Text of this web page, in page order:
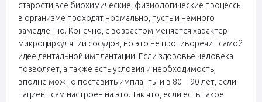
старости все биохимические, физиологические процессы
в организме проходят нормально, пусть и немного
замедленно. Конечно, с возрастом меняется характер
микроциркуляции сосудов, но это не противоречит самой
идее дентальной имплантации. Если здоровье человека
позволяет, а также есть условия и необходимость,
вполне можно поставить импланты и в 80—90 лет, если
пациент сам настроен на это. Так что, если есть такое